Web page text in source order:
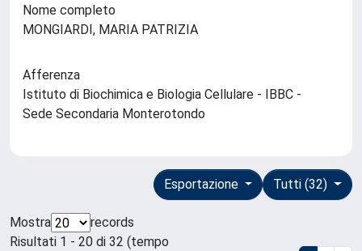
Nome completo
MONGIARDI, MARIA PATRIZIA
Afferenza
Istituto di Biochimica e Biologia Cellulare - IBBC -
Sede Secondaria Monterotondo
Tutti (32)
Esportazione
Mostra
records
Risultati 1 - 20 di 32 (tempo